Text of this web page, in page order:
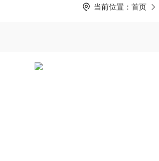
当前位置： 首页